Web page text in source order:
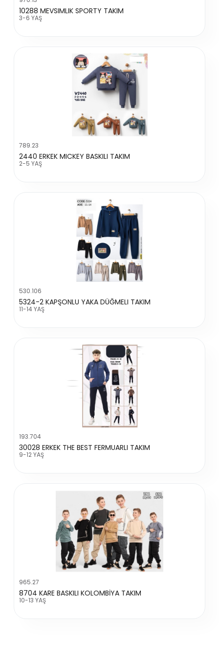
10288 MEVSIMLIK SPORTY TAKIM
3-6 YAŞ
789.23
2440 ERKEK MICKEY BASKILI TAKIM
2-5 YAŞ
530.106
5324-2 KAPŞONLU YAKA DÜĞMELI TAKIM
11-14 YAŞ
193.704
30028 ERKEK THE BEST FERMUARLI TAKIM
9-12 YAŞ
965.27
8704 KARE BASKILI KOLOMBİYA TAKIM
10-13 YAŞ